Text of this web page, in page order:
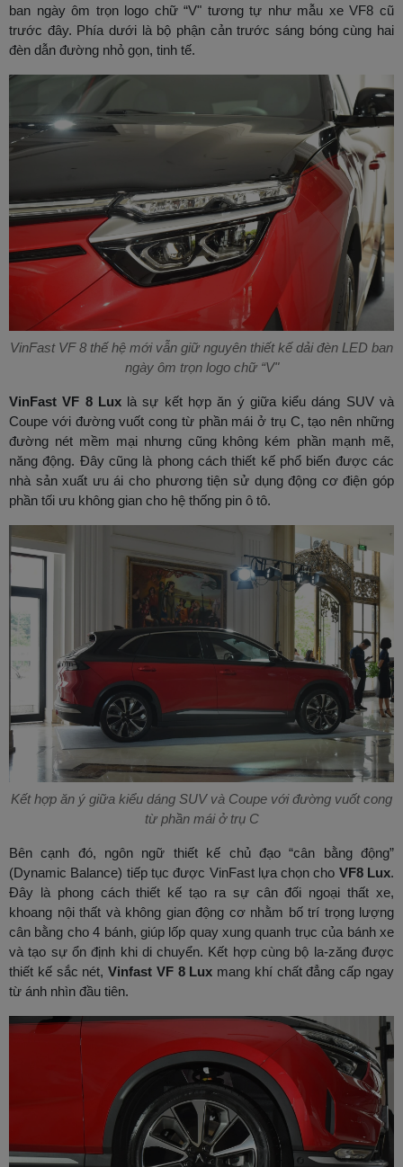
ban ngày ôm trọn logo chữ “V" tương tự như mẫu xe VF8 cũ
trước đây. Phía dưới là bộ phận cản trước sáng bóng cùng hai
đèn dẫn đường nhỏ gọn, tinh tế.
VinFast VF 8 thế hệ mới vẫn giữ nguyên thiết kế dải đèn LED ban
ngày ôm trọn logo chữ “V"
VinFast VF 8 Luxlà sự kết hợp ăn ý giữa kiểu dáng SUV và
Coupe với đường vuốt cong từ phần mái ở trụ C, tạo nên những
đường nét mềm mại nhưng cũng không kém phần mạnh mẽ,
năng động. Đây cũng là phong cách thiết kế phổ biến được các
nhà sản xuất ưu ái cho phương tiện sử dụng động cơ điện góp
phần tối ưu không gian cho hệ thống pin ô tô.
Kết hợp ăn ý giữa kiểu dáng SUV và Coupe với đường vuốt cong
từ phần mái ở trụ C
Bên cạnh đó, ngôn ngữ thiết kế chủ đạo “cân bằng động”
(Dynamic Balance) tiếp tục được VinFast lựa chọn cho VF8 Lux.
Đây là phong cách thiết kế tạo ra sự cân đối ngoại thất xe,
khoang nội thất và không gian động cơ nhằm bố trí trọng lượng
cân bằng cho 4 bánh, giúp lốp quay xung quanh trục của bánh xe
và tạo sự ổn định khi di chuyển. Kết hợp cùng bộ la-zăng được
thiết kế sắc nét,Vinfast VF 8 Lux mang khí chất đẳng cấp ngay
từ ánh nhìn đầu tiên.